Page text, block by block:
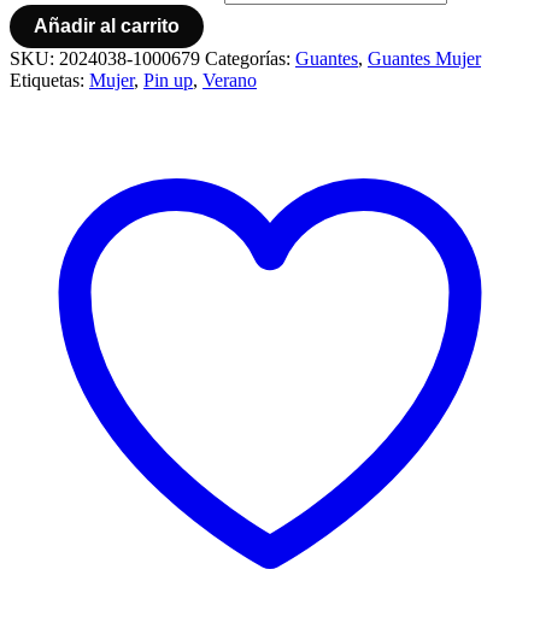
Añadir al carrito
SKU: 2024038-1000679 Categorías: Guantes, Guantes Mujer
Etiquetas: Mujer, Pin up, Verano